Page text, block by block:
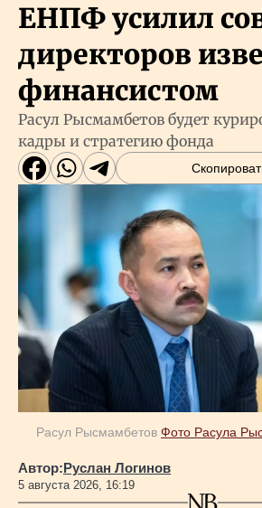
ЕНПФ усилил
директоров
финансистом
Расул Рысмамбетов будет
кадры и стратегию фонда
Расул Рысмамбетов Фото Расула
Автор:Руслан Логинов
5 августа 2026, 16:19